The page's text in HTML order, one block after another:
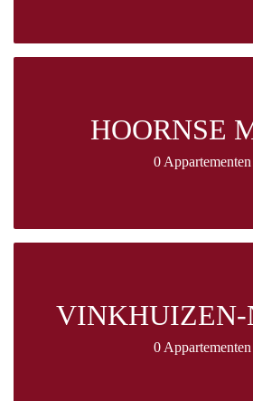
HOORNSE
0 Appartementen
VINKHUIZEN-
0 Appartementen